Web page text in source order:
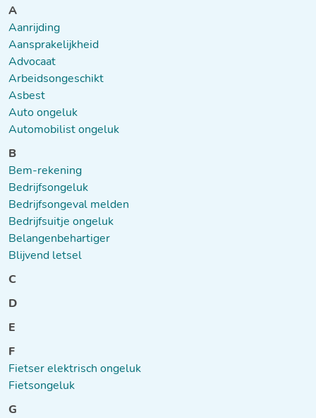
A
Aanrijding
Aansprakelijkheid
Advocaat
Arbeidsongeschikt
Asbest
Auto ongeluk
Automobilist ongeluk
B
Bem-rekening
Bedrijfsongeluk
Bedrijfsongeval melden
Bedrijfsuitje ongeluk
Belangenbehartiger
Blijvend letsel
C
D
E
F
Fietser elektrisch ongeluk
Fietsongeluk
G